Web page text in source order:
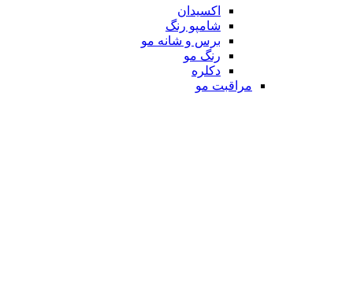
اکسیدان
شامپو رنگ
برس و شانه مو
رنگ مو
دکلره
مراقبت مو